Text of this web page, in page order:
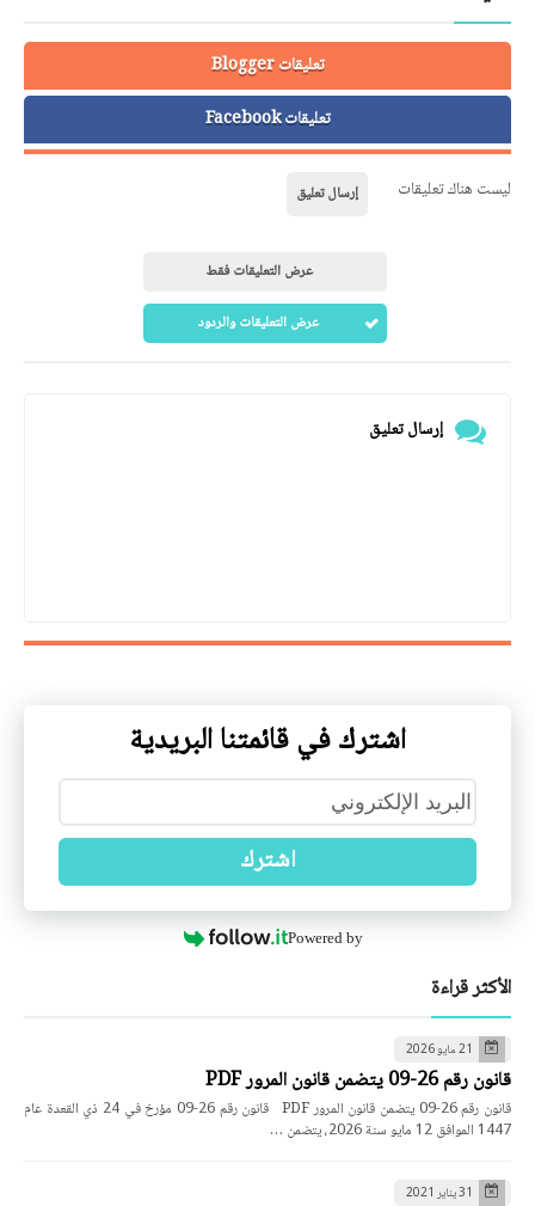
تعليقات Blogger
تعليقات Facebook
ليست هناك تعليقات إرسال تعليق
عرض التعليقات فقط
عرض التعليقات والردود
إرسال تعليق
اشترك في قائمتنا البريدية
اشترك
Powered by
الأكثر قراءة
21 مايو 2026
قانون رقم 26-09 يتضمن قانون المرور PDF
قانون رقم 26-09 يتضمن قانون المرور PDF قانون رقم 26-09 مؤرخ في 24 ذي القعدة عام
1447 الموافق 12 مايو سنة 2026، يتضمن …
31 يناير 2021